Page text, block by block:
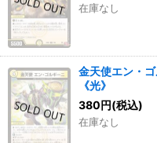
在庫なし
金天使エン・
《光》
380円(税込)
在庫なし